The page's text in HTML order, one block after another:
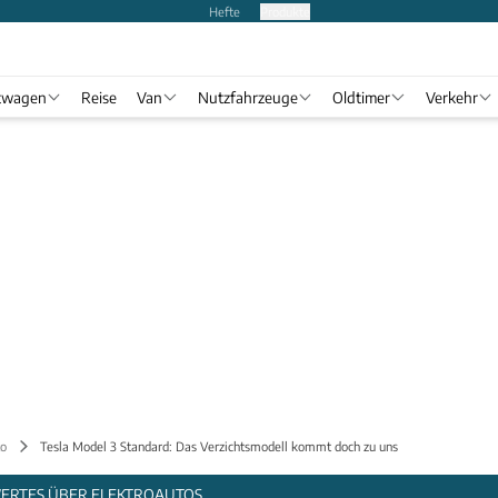
Hefte
Reise Van Nutzfahrzeuge Oldtimer Verkehr
Tesla Model 3 Standard: Das Verzichtsmodell kommt doch zu uns
ÜBER ELEKTROAUTOS